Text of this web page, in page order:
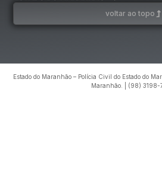
voltar ao topo
Estado do Maranhão – Polícia Civil do Estado do
Maranhão. | (98) 3198-